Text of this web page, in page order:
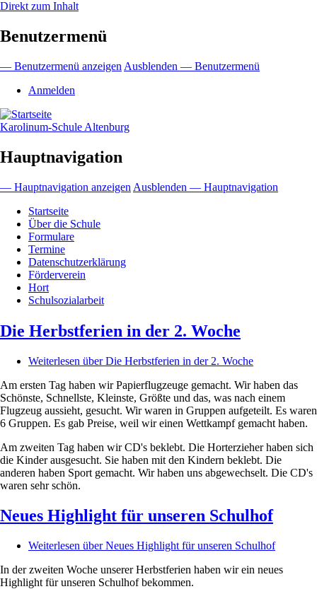
Direkt zum Inhalt
Benutzermenü
— Benutzermenü anzeigen Ausblenden — Benutzermenü
Anmelden
Karolinum-Schule Altenburg
Hauptnavigation
— Hauptnavigation anzeigen Ausblenden — Hauptnavigation
Startseite
Über die Schule
Formulare
Termine
Datenschutzerklärung
Förderverein
Hort
Schulsozialarbeit
Die Herbstferien in der 2. Woche
Weiterlesen über Die Herbstferien in der 2. Woche
Am ersten Tag haben wir Papierflugzeuge gemacht. Wir haben das
Schönste, Schnellste, Kleinste, Größte und das, was nach einem
Flugzeug aussieht, gesucht. Wir waren in Gruppen aufgeteilt. Es waren
6 Gruppen. Es gab Preise, weil wir einen Wettkampf gemacht haben.
Am zweiten Tag haben wir CD's beklebt. Die Horterzieher haben sich
die Kinder ausgesucht. Sie haben mit den Kindern beklebt. Die
anderen haben Sport gemacht. Wir haben uns abgewechselt. Die CD's
waren sehr schön.
Neues Highlight für unseren Schulhof
Weiterlesen über Neues Highlight für unseren Schulhof
In der zweiten Woche unserer Herbstferien haben wir ein neues
Highlight für unseren Schulhof bekommen.